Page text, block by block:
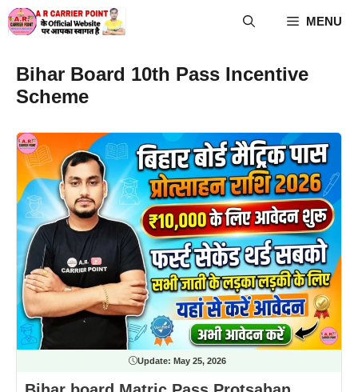
Skip
to
MENU
Bihar Board 10th Pass Incentive
Scheme
Update: May 25, 2026